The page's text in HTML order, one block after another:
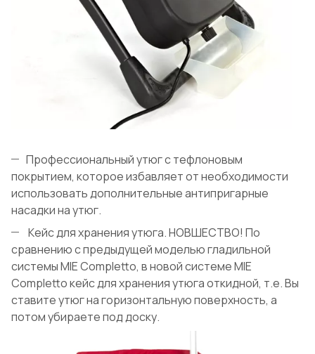
Профессиональный утюг с тефлоновым
покрытием, которое избавляет от необходимости
использовать дополнительные антипригарные
насадки на утюг.
Кейс для хранения утюга. НОВШЕСТВО! По
сравнению с предыдущей моделью гладильной
системы MIE Completto, в новой системе MIE
Completto кейс для хранения утюга откидной, т.е. Вы
ставите утюг на горизонтальную поверхность, а
потом убираете под доску.